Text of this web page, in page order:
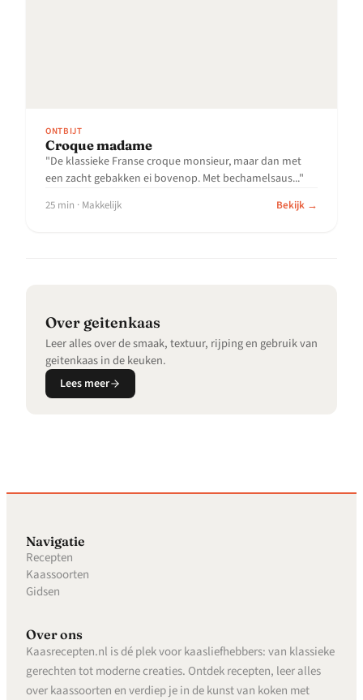
ONTBIJT
Croque madame
"De klassieke Franse croque monsieur, maar dan met
een zacht gebakken ei bovenop. Met bechamelsaus..."
25 min · Makkelijk Bekijk →
over geitenkaas
Leer alles over de smaak, textuur, rijping en gebruik van
geitenkaas in de keuken.
Lees meer
Navigatie
Recepten
Kaassoorten
Gidsen
Over ons
Kaasrecepten.nl is dé plek voor kaasliefhebbers: van klassieke
gerechten tot moderne creaties. Ontdek recepten, leer alles
over kaassoorten en verdiep je in de kunst van koken met